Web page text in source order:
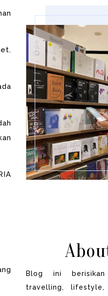
Blog ini
travelling, lifestyle,